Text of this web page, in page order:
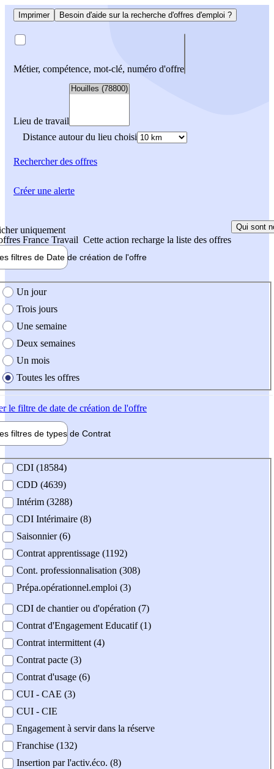
Imprimer Besoin d'aide sur la recherche d'offres d'emploi ?
Métier, compétence, mot-clé, numéro d'offre
Lieu de travail
Distance autour du lieu choisi
Rechercherdes offres
uniquement
France Travail Cette action recharge la liste des offres
Qui sont
filtres de Date de création de l'offre
création de l'offre
Un jour
Trois jours
Une semaine
Deux semaines
Un mois
Toutes les offres
le filtre de date de création de l'offre
filtres de types de Contrat
contrat
CDI (18584)
CDD (4639)
Intérim (3288)
CDI Intérimaire (8)
Saisonnier (6)
Contrat apprentissage (1192)
Cont. professionnalisation (308)
Prépa.opérationnel.emploi (3)
CDI de chantier ou d'opération (7)
Contrat d'Engagement Educatif (1)
Contrat intermittent (4)
Contrat pacte (3)
Contrat d'usage (6)
CUI - CAE (3)
CUI - CIE
Engagement à servir dans la réserve
Franchise (132)
Insertion par l'activ.éco. (8)
Créer une alerte